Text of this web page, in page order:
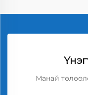
Манай